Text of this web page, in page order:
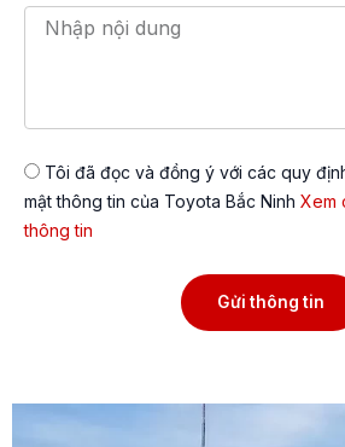
Tôi đã đọc và đồng ý với các quy
mật thông tin của Toyota Bắc Ninh Xem
thông tin
Gửi thông tin